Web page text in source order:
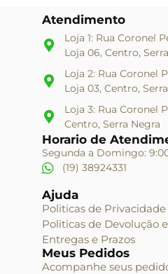
Atendimento
Loja 1: Rua Coronel
Loja 06, Centro,
Loja 2: Rua Coronel
Loja 03, Centro,
Loja 3: Rua Coronel
Centro, Serra Negra
Horario de
Segunda a Domingo:
(19) 38924331
Ajuda
Politicas de Privacidade
Politicas de Devolução
Entregas e Prazos
Meus Pedidos
Acompanhe seus